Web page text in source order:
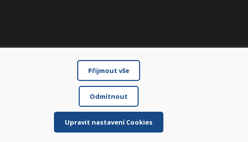
Přijmout vše
Odmítnout
Upravit nastavení Cookies